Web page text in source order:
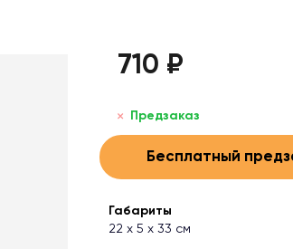
710 ₽
Предзаказ
Бесплатный
Габариты
22 х 5 х 33 см